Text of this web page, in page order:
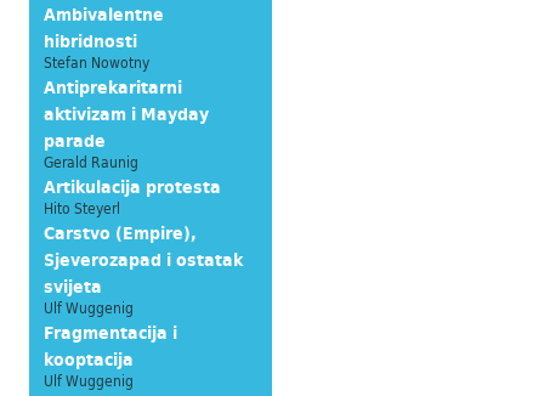
Ambivalentne
hibridnosti
Stefan Nowotny
Antiprekaritarni
aktivizam i Mayday
parade
Gerald Raunig
Artikulacija protesta
Hito Steyerl
Carstvo (Empire),
Sjeverozapad i ostatak
svijeta
Ulf Wuggenig
Fragmentacija i
kooptacija
Ulf Wuggenig